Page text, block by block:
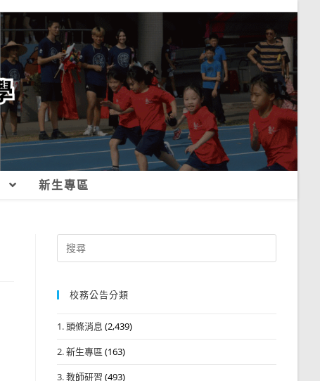
新生專區
Search
for:
校務公告分類
1. 頭條消息 (2,439)
2. 新生專區 (163)
3. 教師研習 (493)